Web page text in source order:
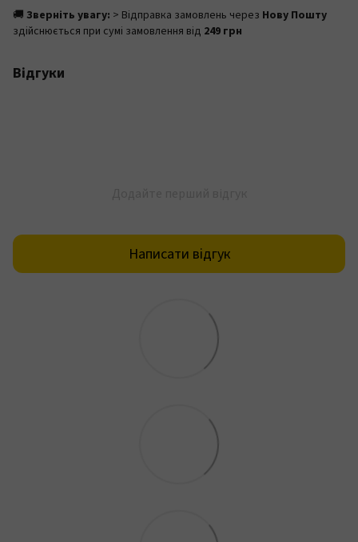
🚚 Зверніть увагу: > Відправка замовлень через Нову Пошту
здійснюється при сумі замовлення від 249 грн
Відгуки
Написати відгук